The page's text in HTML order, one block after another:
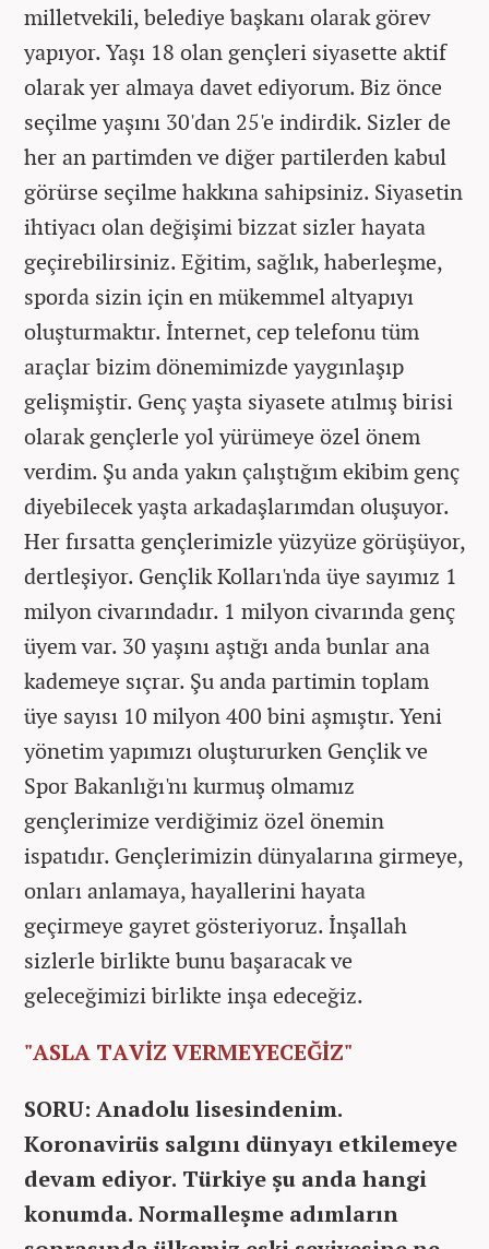
milletvekili, belediye başkanı olarak görev
yapıyor. Yaşı 18 olan gençleri siyasette aktif
olarak yer almaya davet ediyorum. Biz önce
seçilme yaşını 30'dan 25'e indirdik. Sizler de
her an partimden ve diğer partilerden kabul
görürse seçilme hakkına sahipsiniz. Siyasetin
ihtiyacı olan değişimi bizzat sizler hayata
geçirebilirsiniz. Eğitim, sağlık, haberleşme,
sporda sizin için en mükemmel altyapıyı
oluşturmaktır. İnternet, cep telefonu tüm
araçlar bizim dönemimizde yaygınlaşıp
gelişmiştir. Genç yaşta siyasete atılmış birisi
olarak gençlerle yol yürümeye özel önem
verdim. Şu anda yakın çalıştığım ekibim genç
diyebilecek yaşta arkadaşlarımdan oluşuyor.
Her fırsatta gençlerimizle yüzyüze görüşüyor,
dertleşiyor. Gençlik Kolları'nda üye sayımız 1
milyon civarındadır. 1 milyon civarında genç
üyem var. 30 yaşını aştığı anda bunlar ana
kademeye sıçrar. Şu anda partimin toplam
üye sayısı 10 milyon 400 bini aşmıştır. Yeni
yönetim yapımızı oluştururken Gençlik ve
Spor Bakanlığı'nı kurmuş olmamız
gençlerimize verdiğimiz özel önemin
ispatıdır. Gençlerimizin dünyalarına girmeye,
onları anlamaya, hayallerini hayata
geçirmeye gayret gösteriyoruz. İnşallah
sizlerle birlikte bunu başaracak ve
geleceğimizi birlikte inşa edeceğiz.
"ASLA TAVİZ VERMEYECEĞİZ"
SORU: Anadolu lisesindenim.
Koronavirüs salgını dünyayı etkilemeye
devam ediyor. Türkiye şu anda hangi
konumda. Normalleşme adımların